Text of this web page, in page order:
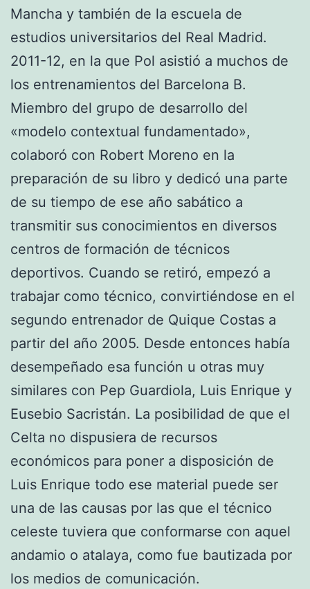
Mancha y también de la escuela de
estudios universitarios del Real Madrid.
2011-12, en la que Pol asistió a muchos de
los entrenamientos del Barcelona B.
Miembro del grupo de desarrollo del
«modelo contextual fundamentado»,
colaboró con Robert Moreno en la
preparación de su libro y dedicó una parte
de su tiempo de ese año sabático a
transmitir sus conocimientos en diversos
centros de formación de técnicos
deportivos. Cuando se retiró, empezó a
trabajar como técnico, convirtiéndose en el
segundo entrenador de Quique Costas a
partir del año 2005. Desde entonces había
desempeñado esa función u otras muy
similares con Pep Guardiola, Luis Enrique y
Eusebio Sacristán. La posibilidad de que el
Celta no dispusiera de recursos
económicos para poner a disposición de
Luis Enrique todo ese material puede ser
una de las causas por las que el técnico
celeste tuviera que conformarse con aquel
andamio o atalaya, como fue bautizada por
los medios de comunicación.